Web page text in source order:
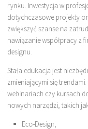
rynku. Inwestycja w
dotychczasowe projekty
zwiększyć szanse na
nawiązanie współpracy z
designu.
Stała edukacja jest
zmieniającymi się
webinariach czy kursach
nowych narzędzi, takich
Eco-Design,